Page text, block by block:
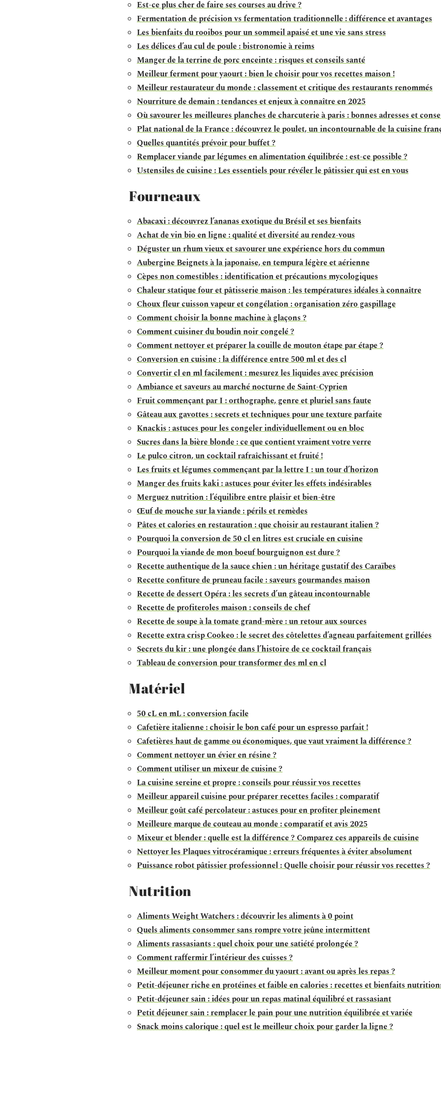
Est-ce plus cher de faire ses courses au drive ?
Fermentation de précision vs fermentation traditionnelle : différence et avantages
Les bienfaits du rooibos pour un sommeil apaisé et une vie sans stress
Les délices d’au cul de poule : bistronomie à reims
Manger de la terrine de porc enceinte : risques et conseils santé
Meilleur ferment pour yaourt : bien le choisir pour vos recettes maison !
Meilleur restaurateur du monde : classement et critique des restaurants renommés
Nourriture de demain : tendances et enjeux à connaître en 2025
Où savourer les meilleures planches de charcuterie à paris : bonnes adresses et
Plat national de la France : découvrez le poulet, un incontournable de la cuisine
Quelles quantités prévoir pour buffet ?
Remplacer viande par légumes en alimentation équilibrée : est-ce possible ?
Ustensiles de cuisine : Les essentiels pour révéler le pâtissier qui est en vous
Fourneaux
Abacaxi : découvrez l’ananas exotique du Brésil et ses bienfaits
Achat de vin bio en ligne : qualité et diversité au rendez-vous
Déguster un rhum vieux et savourer une expérience hors du commun
Aubergine Beignets à la japonaise, en tempura légère et aérienne
Cèpes non comestibles : identification et précautions mycologiques
Chaleur statique four et pâtisserie maison : les températures idéales à connaître
Choux fleur cuisson vapeur et congélation : organisation zéro gaspillage
Comment choisir la bonne machine à glaçons ?
Comment cuisiner du boudin noir congelé ?
Comment nettoyer et préparer la couille de mouton étape par étape ?
Conversion en cuisine : la différence entre 500 ml et des cl
Convertir cl en ml facilement : mesurez les liquides avec précision
Ambiance et saveurs au marché nocturne de Saint-Cyprien
Fruit commençant par I : orthographe, genre et pluriel sans faute
Gâteau aux gavottes : secrets et techniques pour une texture parfaite
Knackis : astuces pour les congeler individuellement ou en bloc
Sucres dans la bière blonde : ce que contient vraiment votre verre
Le pulco citron, un cocktail rafraîchissant et fruité !
Les fruits et légumes commençant par la lettre I : un tour d’horizon
Manger des fruits kaki : astuces pour éviter les effets indésirables
Merguez nutrition : l’équilibre entre plaisir et bien-être
Œuf de mouche sur la viande : périls et remèdes
Pâtes et calories en restauration : que choisir au restaurant italien ?
Pourquoi la conversion de 50 cl en litres est cruciale en cuisine
Pourquoi la viande de mon boeuf bourguignon est dure ?
Recette authentique de la sauce chien : un héritage gustatif des Caraïbes
Recette confiture de pruneau facile : saveurs gourmandes maison
Recette de dessert Opéra : les secrets d’un gâteau incontournable
Recette de profiteroles maison : conseils de chef
Recette de soupe à la tomate grand-mère : un retour aux sources
Recette extra crisp Cookeo : le secret des côtelettes d’agneau parfaitement grillées
Secrets du kir : une plongée dans l’histoire de ce cocktail français
Tableau de conversion pour transformer des ml en cl
Matériel
50 cL en mL : conversion facile
Cafetière italienne : choisir le bon café pour un espresso parfait !
Cafetières haut de gamme ou économiques, que vaut vraiment la différence ?
Comment nettoyer un évier en résine ?
Comment utiliser un mixeur de cuisine ?
La cuisine sereine et propre : conseils pour réussir vos recettes
Meilleur appareil cuisine pour préparer recettes faciles : comparatif
Meilleur goût café percolateur : astuces pour en profiter pleinement
Meilleure marque de couteau au monde : comparatif et avis 2025
Mixeur et blender : quelle est la différence ? Comparez ces appareils de cuisine
Nettoyer les Plaques vitrocéramique : erreurs fréquentes à éviter absolument
Puissance robot pâtissier professionnel : Quelle choisir pour réussir vos recettes ?
Nutrition
Aliments Weight Watchers : découvrir les aliments à 0 point
Quels aliments consommer sans rompre votre jeûne intermittent
Aliments rassasiants : quel choix pour une satiété prolongée ?
Comment raffermir l’intérieur des cuisses ?
Meilleur moment pour consommer du yaourt : avant ou après les repas ?
Petit-déjeuner riche en protéines et faible en calories : recettes et bienfaits
Petit-déjeuner sain : idées pour un repas matinal équilibré et rassasiant
Petit déjeuner sain : remplacer le pain pour une nutrition équilibrée et variée
Snack moins calorique : quel est le meilleur choix pour garder la ligne ?